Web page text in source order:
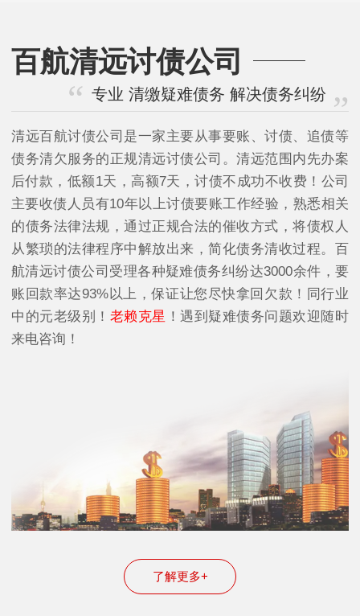
百航清远讨债公司
专业 清缴疑难债务 解决债务纠纷
清远百航讨债公司是一家主要从事要账、讨债、追债等
债务清欠服务的正规清远讨债公司。清远范围内先办案
后付款，低额1天，高额7天，讨债不成功不收费！公司
主要收债人员有10年以上讨债要账工作经验，熟悉相关
的债务法律法规，通过正规合法的催收方式，将债权人
从繁琐的法律程序中解放出来，简化债务清收过程。百
航清远讨债公司受理各种疑难债务纠纷达3000余件，要
账回款率达93%以上，保证让您尽快拿回欠款！同行业
中的元老级别！ 老赖克星 ！遇到疑难债务问题欢迎随时
来电咨询！
了解更多+